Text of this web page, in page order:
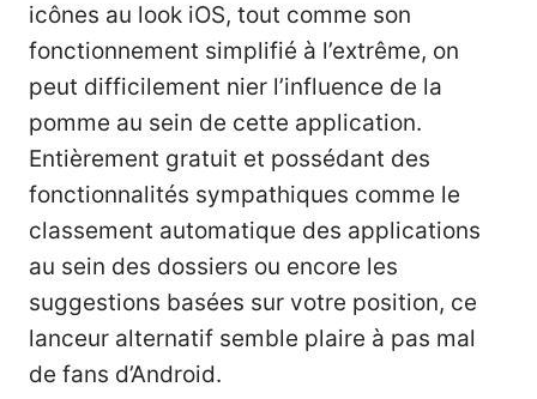
icônes au look iOS, tout comme son
fonctionnement simplifié à l’extrême, on
peut difficilement nier l’influence de la
pomme au sein de cette application.
Entièrement gratuit et possédant des
fonctionnalités sympathiques comme le
classement automatique des applications
au sein des dossiers ou encore les
suggestions basées sur votre position, ce
lanceur alternatif semble plaire à pas mal
de fans d’Android.